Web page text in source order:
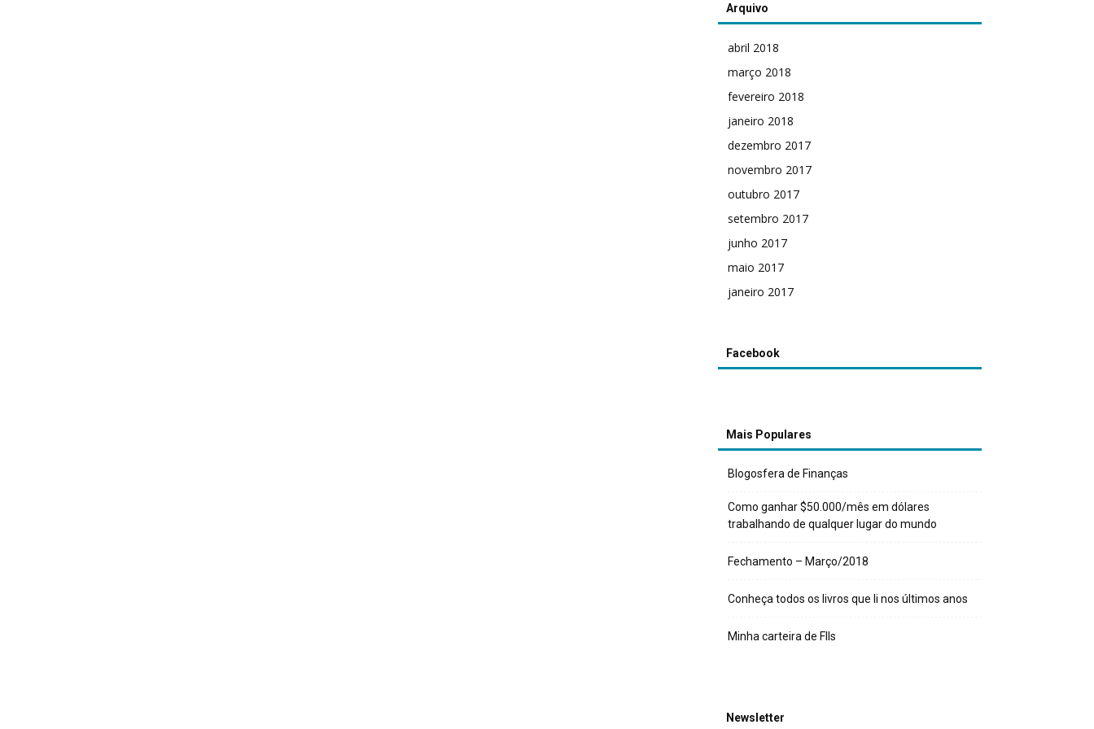
Arquivo
abril 2018
março 2018
fevereiro 2018
janeiro 2018
dezembro 2017
novembro 2017
outubro 2017
setembro 2017
junho 2017
maio 2017
janeiro 2017
Facebook
Mais Populares
Blogosfera de Finanças
Como ganhar $50.000/mês em dólares
trabalhando de qualquer lugar do mundo
Fechamento – Março/2018
Conheça todos os livros que li nos últimos anos
Minha carteira de FIIs
Newsletter